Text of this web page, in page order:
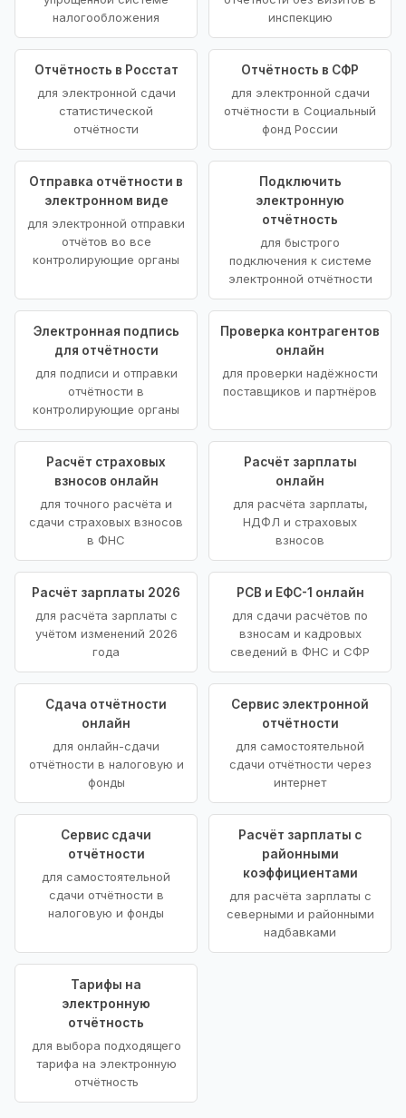
налогообложения
инспекцию
Отчётность в Росстат
для электронной сдачи
статистической
отчётности
Отчётность в СФР
для электронной сдачи
отчётности в Социальный
фонд России
Отправка отчётности в
электронном виде
для электронной отправки
отчётов во все
контролирующие органы
Подключить
электронную
отчётность
для быстрого
подключения к системе
электронной отчётности
Электронная подпись
для отчётности
для подписи и отправки
отчётности в
контролирующие органы
Проверка контрагентов
онлайн
для проверки надёжности
поставщиков и партнёров
Расчёт страховых
взносов онлайн
для точного расчёта и
сдачи страховых взносов
в ФНС
Расчёт зарплаты
онлайн
для расчёта зарплаты,
НДФЛ и страховых
взносов
Расчёт зарплаты 2026
для расчёта зарплаты с
учётом изменений 2026
года
РСВ и ЕФС-1 онлайн
для сдачи расчётов по
взносам и кадровых
сведений в ФНС и СФР
Сдача отчётности
онлайн
для онлайн-сдачи
отчётности в налоговую и
фонды
Сервис электронной
отчётности
для самостоятельной
сдачи отчётности через
интернет
Сервис сдачи
отчётности
для самостоятельной
сдачи отчётности в
налоговую и фонды
Расчёт зарплаты с
районными
коэффициентами
для расчёта зарплаты с
северными и районными
надбавками
Тарифы на
электронную
отчётность
для выбора подходящего
тарифа на электронную
отчётность